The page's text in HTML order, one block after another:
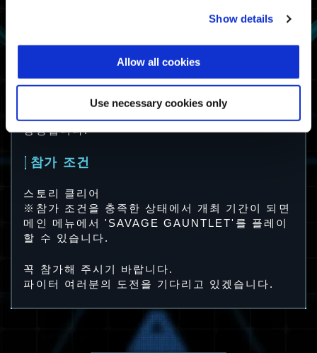
Show details
Allow all cookies
Use necessary cookies only
로 획득할 수 있습니다.
과가 표시됩니다.
※클리어 타임 랭킹은 플랫폼별로 집계됩니다.
상승합니다.
참가 조건
스토리 클리어
※참가 조건을 충족한 상태에서 개최 기간이 되면
메인 메뉴에서 'SAVAGE GAUNTLET'를 플레이
할 수 있습니다.
꼭 참가해 주시기 바랍니다.
파이터 여러분의 도전을 기다리고 있겠습니다.